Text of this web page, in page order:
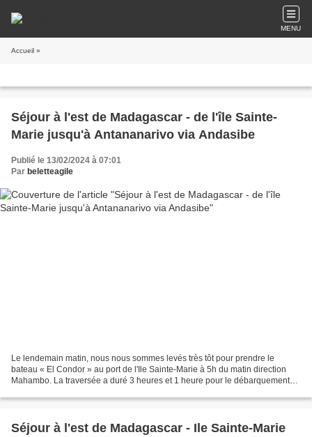
MENU
Accueil »
Séjour à l'est de Madagascar - de l'île Sainte-
Marie jusqu'à Antananarivo via Andasibe
Publié le 13/02/2024 à 07:01
Par beletteagile
Le lendemain matin, nous nous sommes levés très tôt pour prendre le
bateau « El Condor » au port de l'Ile Sainte-Marie à 5h du matin direction
Mahambo. La traversée a duré 3 heures et 1 heure pour le débarquement
Séjour à l'est de Madagascar - Ile Sainte-Marie